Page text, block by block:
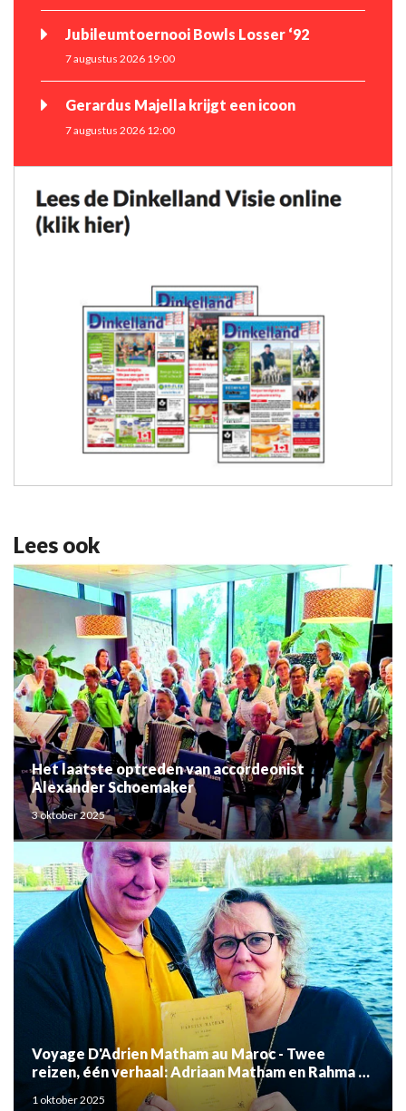
Jubileumtoernooi Bowls Losser ‘92
7 augustus 2026 19:00
Gerardus Majella krijgt een icoon
7 augustus 2026 12:00
Lees ook
Het laatste optreden van accordeonist
Alexander Schoemaker
3 oktober 2025
Voyage D'Adrien Matham au Maroc - Twee
reizen, één verhaal: Adriaan Matham en Rahma el
Mouden
1 oktober 2025